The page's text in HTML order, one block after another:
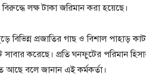
লক্ষ টাকা জরিমান করা হয়েছে।
প্রজাতির গাছ ও বিশাল পাহাড়
করেছে। প্রতি ঘনফুটের পরিমান
বলে জানান এই কর্মকর্তা।